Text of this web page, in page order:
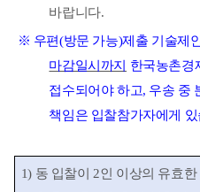
바랍니다.
※ 우편(방문 가능)제출 기술제
마감일시까지
한국농촌경
접수되어야 하고, 우송 중
책임은 입찰참가자에게
1) 동 입찰이 2인 이상의 유효